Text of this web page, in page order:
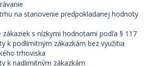
na stanovenie predpokladanej hodnoty
zákaziek s nízkymi hodnotami podľa § 117
k podlimitným zákazkám bez využitia
trhoviska
k nadlimitným zákazkám